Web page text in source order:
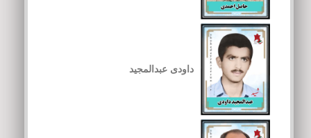
داودی عبدالمجید